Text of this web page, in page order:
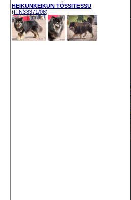
HEIKUNKEIKUN TÖSSITESSU
(FIN38371/08)